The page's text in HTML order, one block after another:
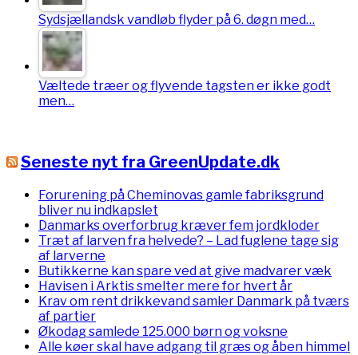
Sydsjællandsk vandløb flyder på 6. døgn med…
Væltede træer og flyvende tagsten er ikke godt
men…
Seneste nyt fra GreenUpdate.dk
Forurening på Cheminovas gamle fabriksgrund
bliver nu indkapslet
Danmarks overforbrug kræver fem jordkloder
Træt af larven fra helvede? – Lad fuglene tage sig
af larverne
Butikkerne kan spare ved at give madvarer væk
Havisen i Arktis smelter mere for hvert år
Krav om rent drikkevand samler Danmark på tværs
af partier
Økodag samlede 125.000 børn og voksne
Alle køer skal have adgang til græs og åben himmel